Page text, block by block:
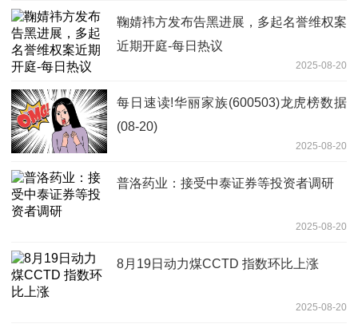
鞠婧祎方发布告黑进展，多起名誉维权案
近期开庭-每日热议
2025-08-20
每日速读!华丽家族(600503)龙虎榜数据
(08-20)
2025-08-20
普洛药业：接受中泰证券等投资者调研
2025-08-20
8月19日动力煤CCTD 指数环比上涨
2025-08-20